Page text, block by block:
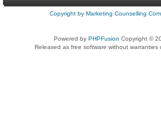
Copyright by Marketing Counselling
Powered by PHPFusion Copyright ©
Released as free software without warranties